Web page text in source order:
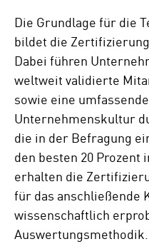
Die Grundlage für die
bildet die Zertifizierung
Dabei führen
weltweit validierte
sowie eine
Unternehmenskultur
die in der Befragung
den besten 20 Prozent
erhalten die
für das
wissenschaftlich
Auswertungsmethodik.